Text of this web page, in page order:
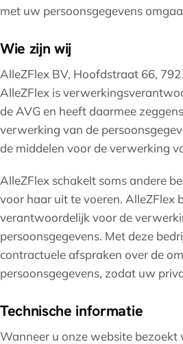
met uw persoonsgegevens
Wie zijn wij
AlleZFlex BV, Hoofdstraat 66,
AlleZFlex is
de AVG en heeft daarmee
verwerking van de
de middelen voor de verwerking
AlleZFlex schakelt soms andere
voor haar uit te voeren. AlleZFlex
verantwoordelijk voor de
persoonsgegevens. Met deze
contractuele afspraken over de
persoonsgegevens, zodat uw
Technische informatie
Wanneer u onze website bezoekt